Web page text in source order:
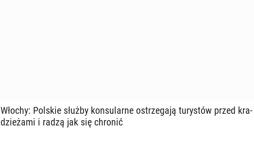
Włochy: Polskie służby kon­su­lar­ne ostrze­ga­ją tu­ry­stów przed kra­
dzie­ża­mi i radzą jak się chronić